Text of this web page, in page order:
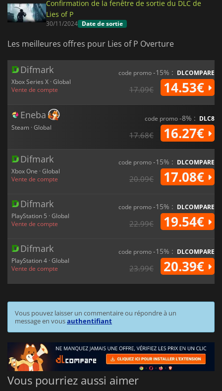
Confirmation de la fenêtre de sortie du DLC de
Lies of P
30/11/2024 Date de sortie
Les meilleures offres pour Lies of P Overture
Difmark
Xbox Series X · Global
Vente de compte
code promo-15% : DLCOMPARE
17.09€ 14.53€
Eneba
Steam · Global
code promo-8% : DLC8
17.68€ 16.27€
Difmark
Xbox One · Global
Vente de compte
code promo-15% : DLCOMPARE
20.09€ 17.08€
Difmark
PlayStation 5 · Global
Vente de compte
code promo-15% : DLCOMPARE
22.99€ 19.54€
Difmark
PlayStation 4 · Global
Vente de compte
code promo-15% : DLCOMPARE
23.99€ 20.39€
Vous pouvez laisser un commentaire ou répondre à un
message en vousauthentifiant
Vous pourriez aussi aimer